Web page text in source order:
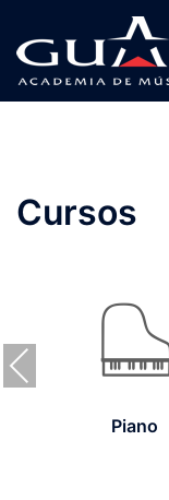
para
conteúdo
Cursos
Piano